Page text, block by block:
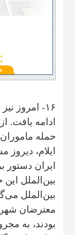
۱۶- امروز
ادامه یافت.
حمله
ایلام،
ایران
بین‌الملل
بین‌الملل
معترضان
بودند، به